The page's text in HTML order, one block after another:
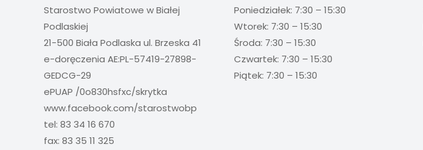
Starostwo Powiatowe w Białej
Podlaskiej
21-500 Biała Podlaska ul. Brzeska 41
e-doręczenia AE:PL-57419-27898-
GEDCG-29
ePUAP /0o830hsfxc/skrytka
www.facebook.com/starostwobp
tel: 83 34 16 670
fax: 83 35 11 325
Poniedziałek: 7:30 – 15:30
Wtorek: 7:30 – 15:30
Środa: 7:30 – 15:30
Czwartek: 7:30 – 15:30
Piątek: 7:30 – 15:30